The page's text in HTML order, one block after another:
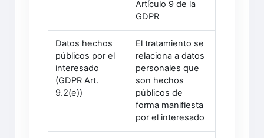
Artículo 9 de la
GDPR
Datos hechos
públicos por el
interesado
(GDPR Art.
9.2(e))
El tratamiento se
relaciona a datos
personales que
son hechos
públicos de
forma manifiesta
por el interesado